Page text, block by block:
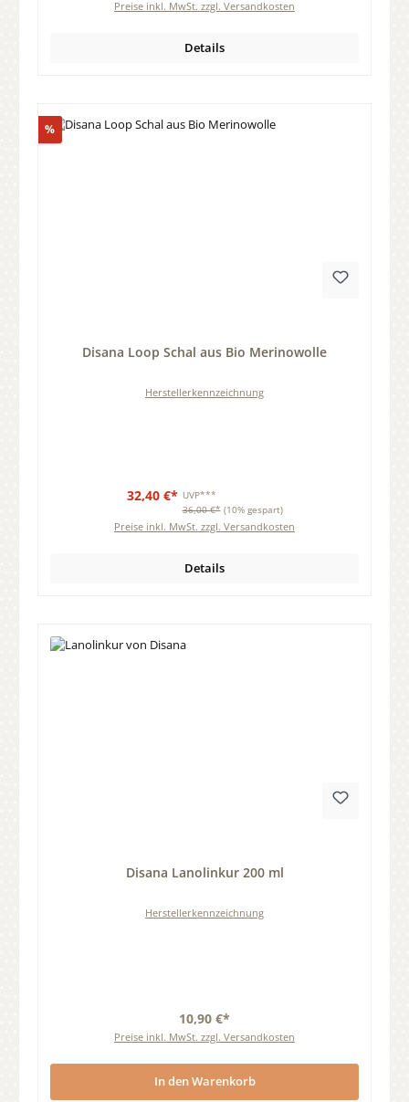
Preise inkl. MwSt. zzgl. Versandkosten
Details
%Rabatt
Disana Loop Schal aus Bio Merinowolle
Herstellerkennzeichnung
32,40 €* UVP***
36,00 €* (10% gespart)
Preise inkl. MwSt. zzgl. Versandkosten
Details
Disana Lanolinkur 200 ml
Herstellerkennzeichnung
10,90 €*
Preise inkl. MwSt. zzgl. Versandkosten
In den Warenkorb